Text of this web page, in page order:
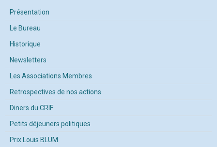
Présentation
Le Bureau
Historique
Newsletters
Les Associations Membres
Retrospectives de nos actions
Diners du CRIF
Petits déjeuners politiques
Prix Louis BLUM